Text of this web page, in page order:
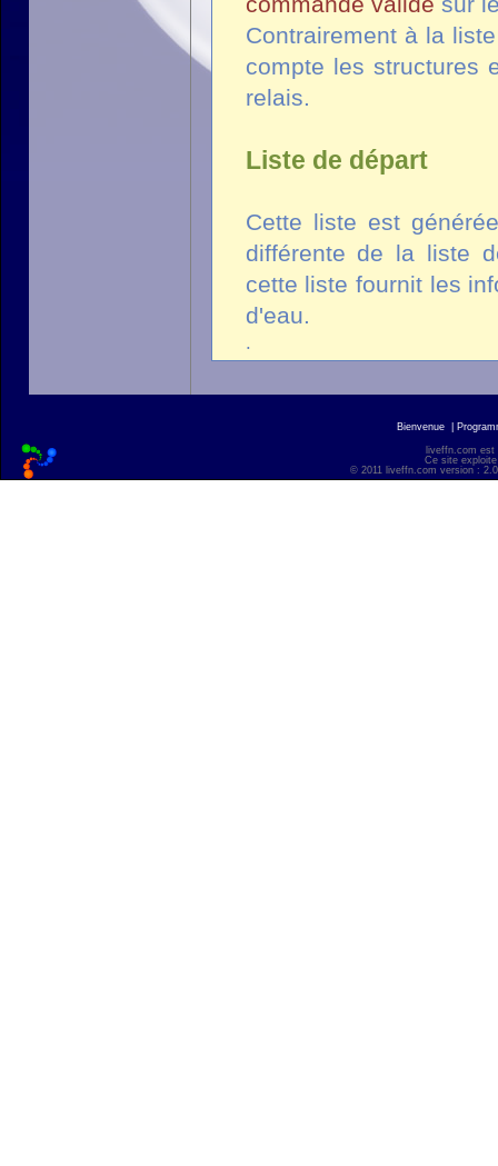
Contrairement à la
compte les structures
relais.
Liste de départ
Cette liste est
différente de la liste
cette liste fournit les
d'eau.
.
Bienvenue
liveffn.com est
Ce site
© 2011 liveffn.com version :